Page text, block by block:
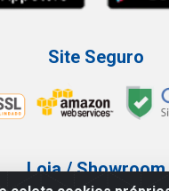
Site Seguro
Loja / Showroom